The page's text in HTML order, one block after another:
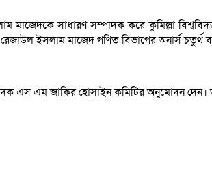
সাধারণ সম্পাদক করে কুমিল্লা
ইসলাম মাজেদ গণিত বিভাগের অনার্স চতুর্থ
এস এম জাকির হোসাইন কমিটির অনুমোদন দেন।